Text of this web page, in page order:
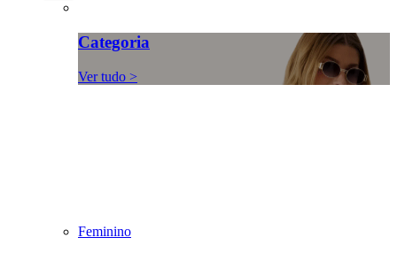
Categoria
Ver tudo >
Feminino